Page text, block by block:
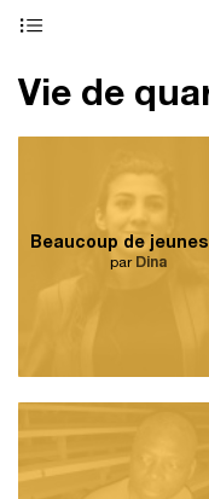
Vie de
par Dina